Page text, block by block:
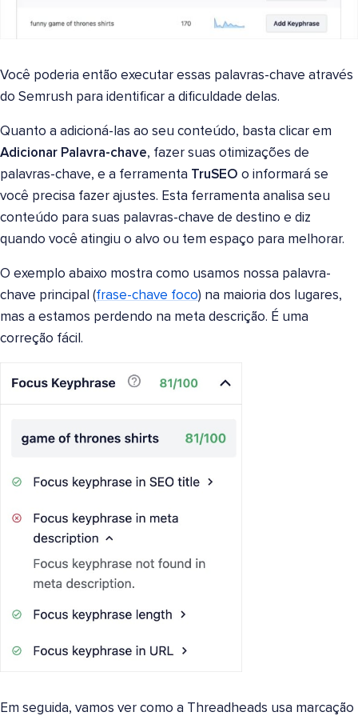
Você poderia então executar essas palavras-chave através
do Semrush para identificar a dificuldade delas.
Quanto a adicioná-las ao seu conteúdo, basta clicar em
Adicionar Palavra-chave, fazer suas otimizações de
palavras-chave, e a ferramenta TruSEO o informará se
você precisa fazer ajustes. Esta ferramenta analisa seu
conteúdo para suas palavras-chave de destino e diz
quando você atingiu o alvo ou tem espaço para melhorar.
O exemplo abaixo mostra como usamos nossa palavra-
chave principal (frase-chave foco) na maioria dos lugares,
mas a estamos perdendo na meta descrição. É uma
correção fácil.
Em seguida, vamos ver como a Threadheads usa marcação